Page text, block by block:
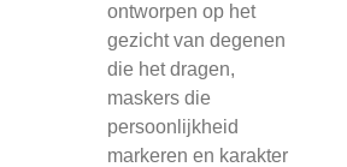
ontworpen op het
gezicht van degenen
die het dragen,
maskers die
persoonlijkheid
markeren en karakter